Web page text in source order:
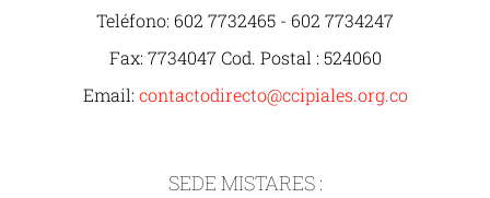
Teléfono: 602 7732465 - 602 7734247
Fax: 7734047 Cod. Postal : 524060
Email: contactodirecto@ccipiales.org.co
SEDE MISTARES :